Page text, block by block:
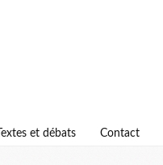
Textes et débats Contact